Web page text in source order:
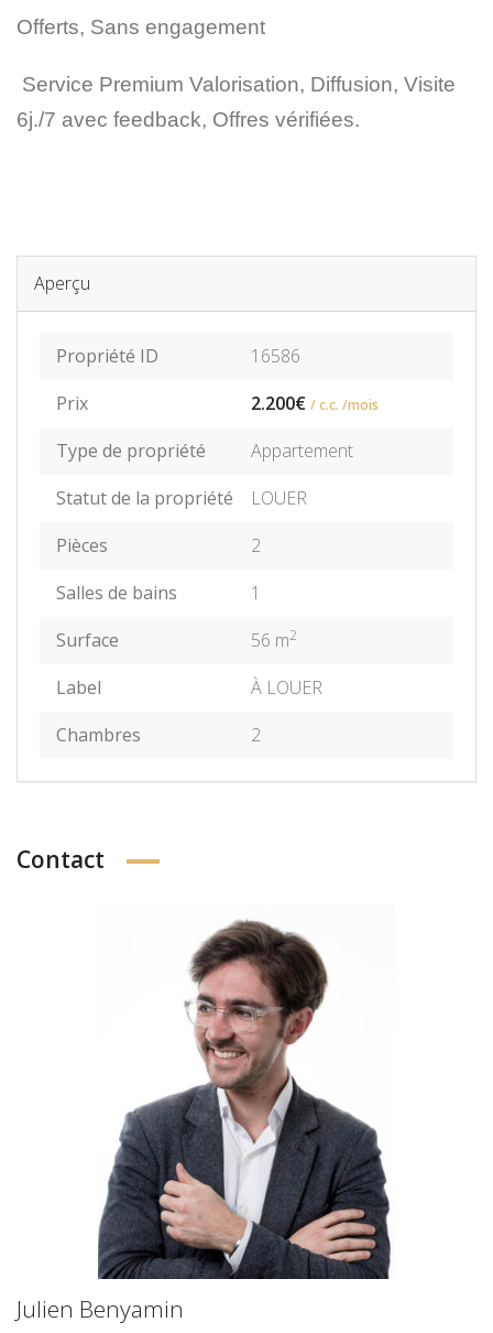
️Offerts, Sans engagement
Service Premium Valorisation, Diffusion, Visite
6j./7 avec feedback, Offres vérifiées.
Aperçu
Propriété ID
16586
Prix
2.200€ / c.c. /mois
Type de propriété
Appartement
Statut de la propriété
LOUER
Pièces
2
Salles de bains
1
Surface
56 m2
Label
À LOUER
Chambres
2
Contact
Julien Benyamin